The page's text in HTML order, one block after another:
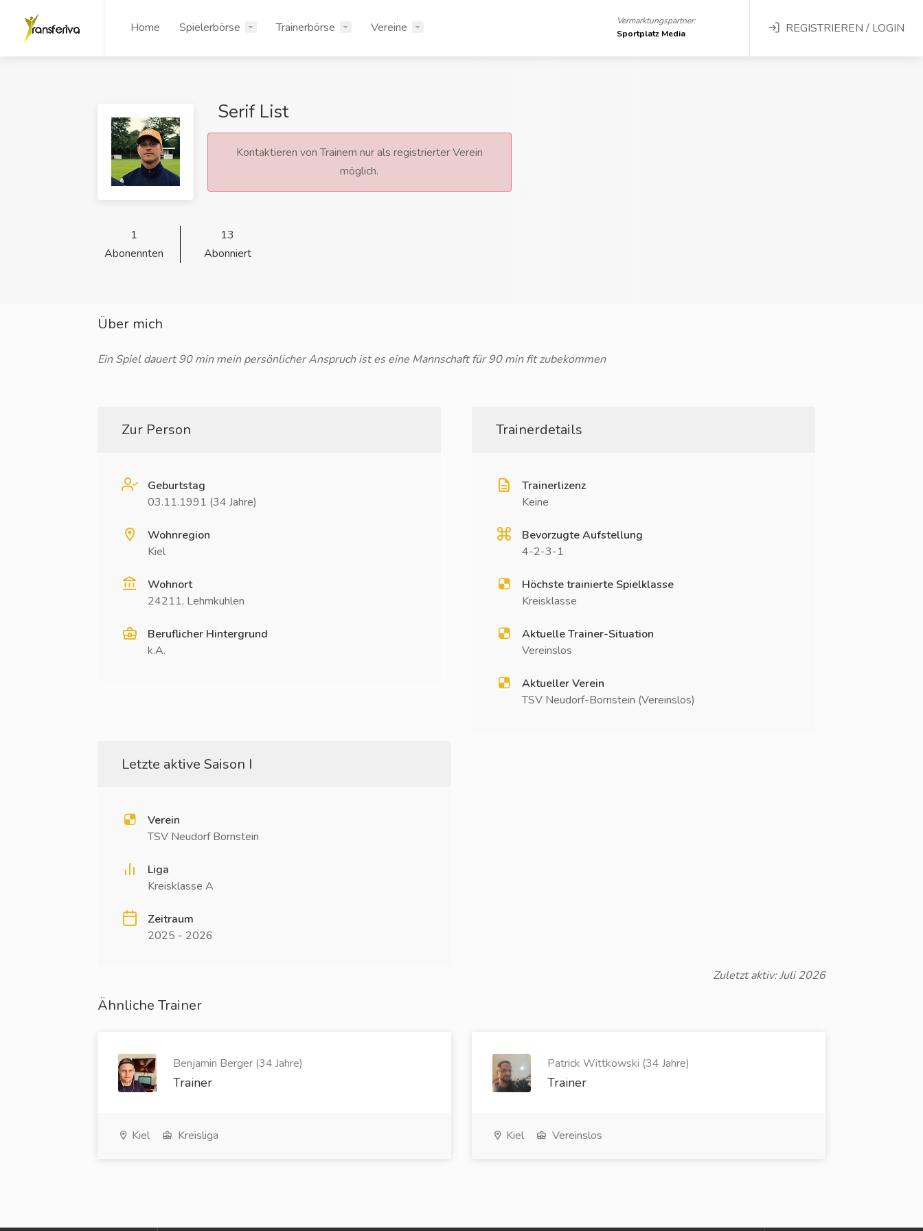
Home Spielerbörse Trainerbörse Vereine
Vermarktungspartner:
Sportplatz Media
REGISTRIEREN / LOGIN
Serif List
Kontaktieren von Trainern nur als registrierter Verein
möglich.
1
Abonennten
13
Abonniert
Über mich
Ein Spiel dauert 90 min mein persönlicher Anspruch ist es eine Mannschaft für 90 min fit zubekommen
Zur Person
Geburtstag
03.11.1991 (34 Jahre)
Wohnregion
Kiel
Wohnort
24211, Lehmkuhlen
Beruflicher Hintergrund
k.A.
Trainerdetails
Trainerlizenz
Keine
Bevorzugte Aufstellung
4-2-3-1
Höchste trainierte Spielklasse
Kreisklasse
Aktuelle Trainer-Situation
Vereinslos
Aktueller Verein
TSV Neudorf-Bornstein (Vereinslos)
Letzte aktive Saison I
Verein
TSV Neudorf Bornstein
Liga
Kreisklasse A
Zeitraum
2025 - 2026
Zuletzt aktiv: Juli 2026
Ähnliche Trainer
Benjamin Berger (34 Jahre)
Trainer
Kiel Kreisliga
Patrick Wittkowski (34 Jahre)
Trainer
Kiel Vereinslos